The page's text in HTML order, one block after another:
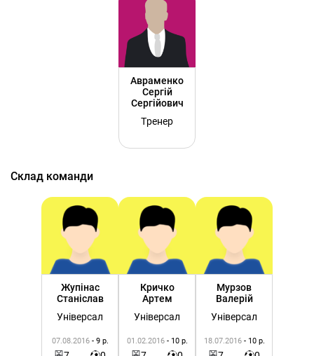
Авраменко
Сергій
Сергійович
Тренер
Склад команди
Жупінас
Станіслав
Універсал
07.08.2016 - 9 р.
Кричко
Артем
Універсал
01.02.2016 - 10 р.
Мурзов
Валерій
Універсал
18.07.2016 - 10 р.